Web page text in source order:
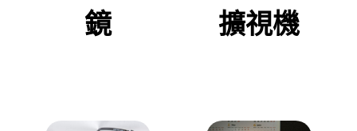
鏡
擴視機